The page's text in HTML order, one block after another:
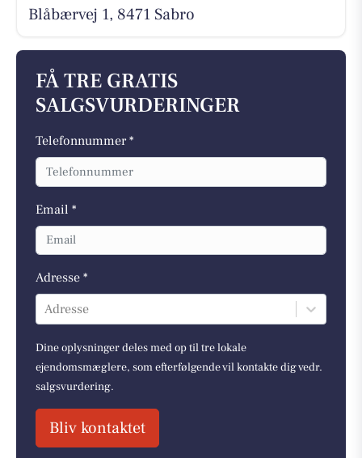
Blåbærvej 1, 8471 Sabro
FÅ TRE GRATIS
SALGSVURDERINGER
Telefonnummer *
Email *
Adresse *
Adresse
Dine oplysninger deles med op til tre lokale
ejendomsmæglere, som efterfølgende vil kontakte dig vedr.
salgsvurdering.
Bliv kontaktet